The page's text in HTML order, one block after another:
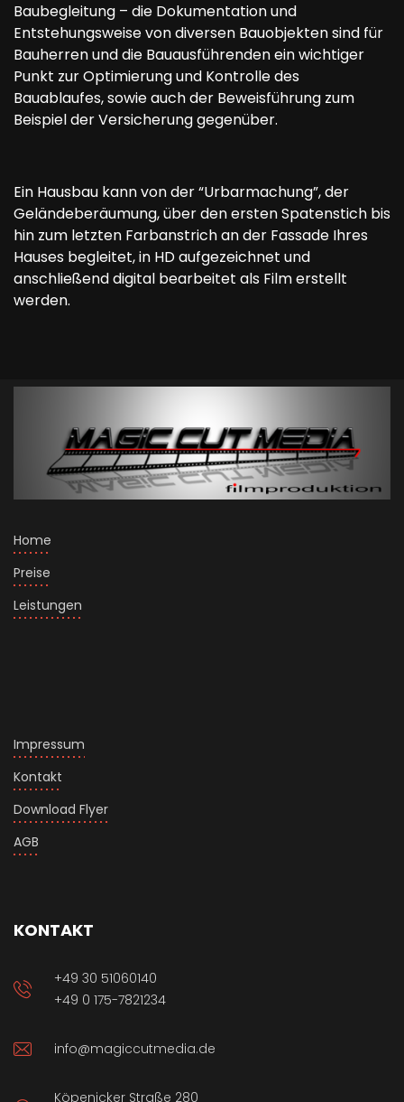
Baubegleitung – die Dokumentation und
Entstehungsweise von diversen Bauobjekten sind für
Bauherren und die Bauausführenden ein wichtiger
Punkt zur Optimierung und Kontrolle des
Bauablaufes, sowie auch der Beweisführung zum
Beispiel der Versicherung gegenüber.
Ein Hausbau kann von der “Urbarmachung”, der
Geländeberäumung, über den ersten Spatenstich bis
hin zum letzten Farbanstrich an der Fassade Ihres
Hauses begleitet, in HD aufgezeichnet und
anschließend digital bearbeitet als Film erstellt
werden.
Home
Preise
Leistungen
Impressum
Kontakt
Download Flyer
AGB
KONTAKT
+49 30 51060140
+49 0 175-7821234
info@magiccutmedia.de
Köpenicker Straße 280